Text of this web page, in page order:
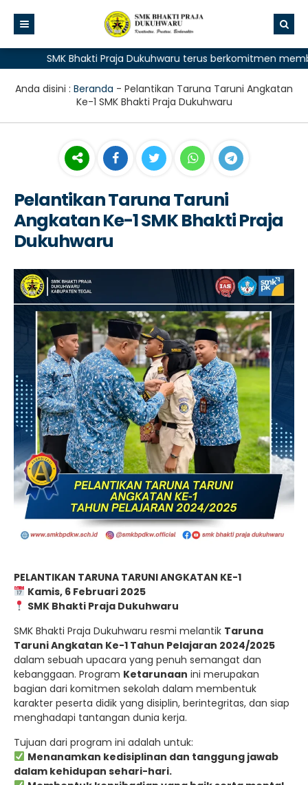
SMK Bhakti Praja Dukuhwaru terus berkomitmen
Anda disini : Beranda - Pelantikan Taruna Taruni Angkatan
Ke-1 SMK Bhakti Praja Dukuhwaru
Pelantikan Taruna Taruni
Angkatan Ke-1 SMK Bhakti Praja
Dukuhwaru
PELANTIKAN TARUNA TARUNI ANGKATAN KE-1
Kamis, 6 Februari 2025
SMK Bhakti Praja Dukuhwaru
SMK Bhakti Praja Dukuhwaru resmi melantik Taruna
Taruni Angkatan Ke-1 Tahun Pelajaran 2024/2025
dalam sebuah upacara yang penuh semangat dan
kebanggaan. Program Ketarunaan ini merupakan
bagian dari komitmen sekolah dalam membentuk
karakter peserta didik yang disiplin, berintegritas, dan siap
menghadapi tantangan dunia kerja.
Tujuan dari program ini adalah untuk:
Menanamkan kedisiplinan dan tanggung jawab
dalam kehidupan sehari-hari.